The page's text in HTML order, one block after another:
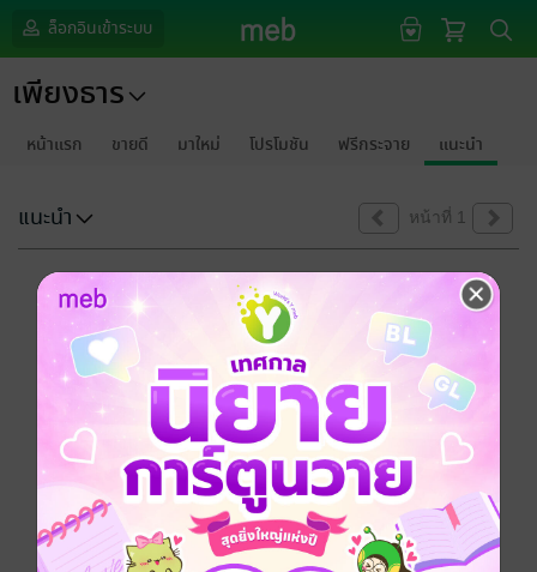
ล็อกอินเข้าระบบ
เพียงธาร
หน้าแรก ขายดี มาใหม่ โปรโมชัน ฟรีกระจาย แนะนำ
แนะนำ หน้าที่ 1
ขออภัยด้วยนะคะ
ไม่พบข้อมูลในหัวข้อที่คุณกำลังชมค่ะ